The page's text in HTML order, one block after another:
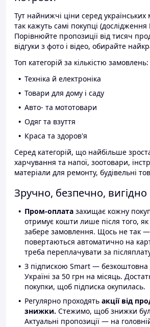
Тут найнижчі ціни серед
так кажуть самі покупці
Порівнюйте пропозиції від тисяч
відгуки з фото і відео, обирайте
Топ категорій за кількістю замовлень:
Техніка й електроніка
Товари для дому і саду
Авто- та мототовари
Одяг та взуття
Краса та здоров'я
Серед категорій, що найбільше
харчування та напої, зоотовари,
матеріали для ремонту, будівельні
Зручно, безпечно, вигідно
Пром-оплата захищає кожну
отримує кошти лише після того, як
забере замовлення. Щось не так
повертаються автоматично на
треба переплачувати за
З підпискою Smart — безкоштовна
Україні за 50 грн на місяць.
покупки, щоб підписка окупилась.
Регулярно проходять акції від
знижки. Стежимо, щоб знижки
Актуальні пропозиції — на